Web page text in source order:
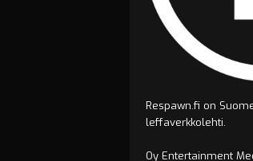
Respawn.fi on
leffaverkkolehti.
Oy Entertainment